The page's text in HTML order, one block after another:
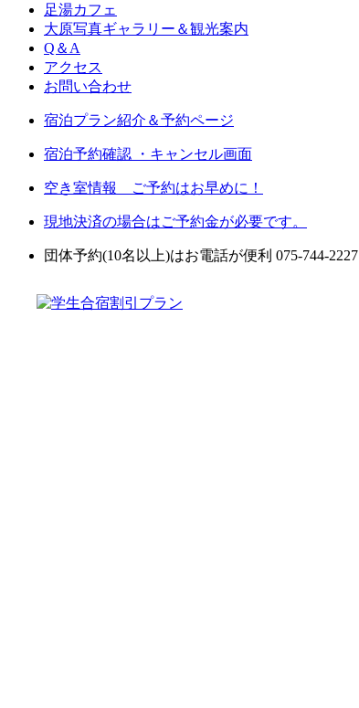
足湯カフェ
大原写真ギャラリー＆観光案内
Q＆A
アクセス
お問い合わせ
宿泊プラン紹介＆予約ページ
宿泊予約確認 ・キャンセル画面
空き室情報 ご予約はお早めに！
現地決済の場合はご予約金が必要です。
団体予約(10名以上)はお電話が便利 075-744-2227